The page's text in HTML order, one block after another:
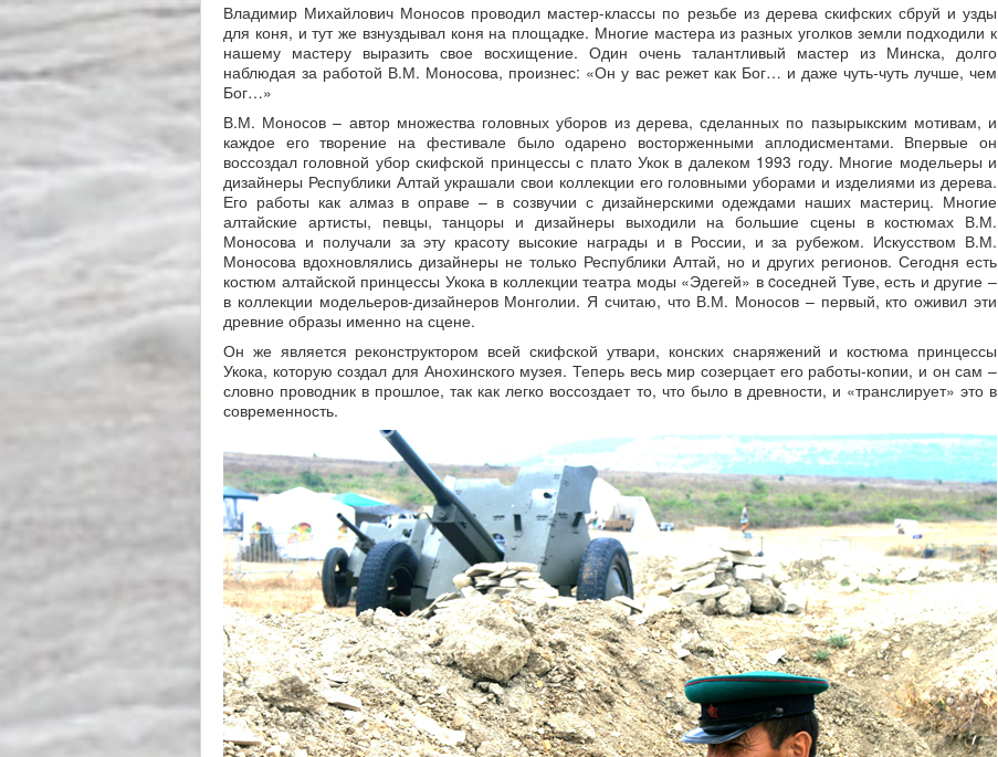
Владимир Михайлович Моносов проводил мастер-классы по резьбе из дерева скифских сбруй и узды
для коня, и тут же взнуздывал коня на площадке. Многие мастера из разных уголков земли подходили к
нашему мастеру выразить свое восхищение. Один очень талантливый мастер из Минска, долго
наблюдая за работой В.М. Моносова, произнес: «Он у вас режет как Бог… и даже чуть-чуть лучше, чем
Бог…»
В.М. Моносов – автор множества головных уборов из дерева, сделанных по пазырыкским мотивам, и
каждое его творение на фестивале было одарено восторженными аплодисментами. Впервые он
воссоздал головной убор скифской принцессы с плато Укок в далеком 1993 году. Многие модельеры и
дизайнеры Республики Алтай украшали свои коллекции его головными уборами и изделиями из дерева.
Его работы как алмаз в оправе – в созвучии с дизайнерскими одеждами наших мастериц. Многие
алтайские артисты, певцы, танцоры и дизайнеры выходили на большие сцены в костюмах В.М.
Моносова и получали за эту красоту высокие награды и в России, и за рубежом. Искусством В.М.
Моносова вдохновлялись дизайнеры не только Республики Алтай, но и других регионов. Сегодня есть
костюм алтайской принцессы Укока в коллекции театра моды «Эдегей» в cоседней Туве, есть и другие –
в коллекции модельеров-дизайнеров Монголии. Я считаю, что В.М. Моносов – первый, кто оживил эти
древние образы именно на сцене.
Он же является реконструктором всей скифской утвари, конских снаряжений и костюма принцессы
Укока, которую создал для Анохинского музея. Теперь весь мир созерцает его работы-копии, и он сам –
словно проводник в прошлое, так как легко воссоздает то, что было в древности, и «транслирует» это в
современность.